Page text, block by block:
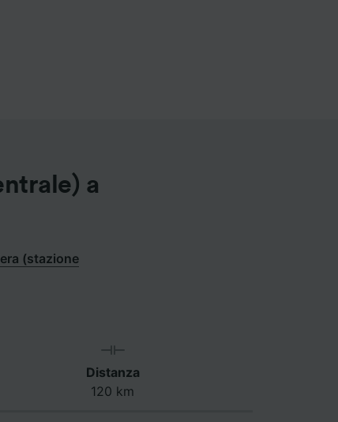
a
(stazione
Distanza
120 km